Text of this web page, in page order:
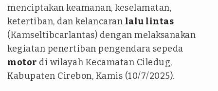
menciptakan keamanan, keselamatan,
ketertiban, dan kelancaran lalu lintas
(Kamseltibcarlantas) dengan melaksanakan
kegiatan penertiban pengendara sepeda
motor di wilayah Kecamatan Ciledug,
Kabupaten Cirebon, Kamis (10/7/2025).